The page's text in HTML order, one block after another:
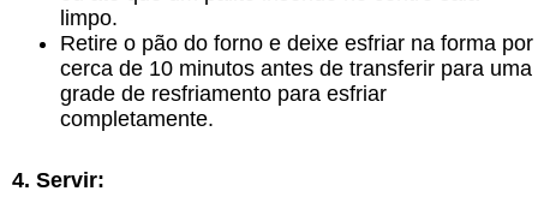
limpo.
Retire o pão do forno e deixe esfriar na forma por
cerca de 10 minutos antes de transferir para uma
grade de resfriamento para esfriar
completamente.
4. Servir: